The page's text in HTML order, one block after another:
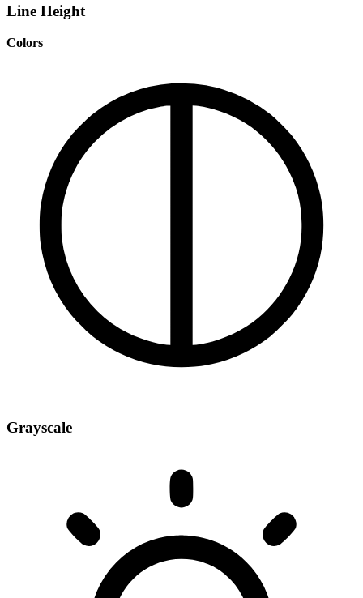
Line Height
Colors
Grayscale